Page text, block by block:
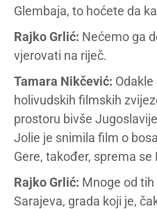
Glembaja, to hoćete da
Rajko Grlić: Nećemo ga
vjerovati na riječ.
Tamara Nikčević:
holivudskih filmskih
prostoru bivše
Jolie je snimila film o
Gere, također, sprema
Rajko Grlić: Mnoge od
Sarajeva, grada koji je,